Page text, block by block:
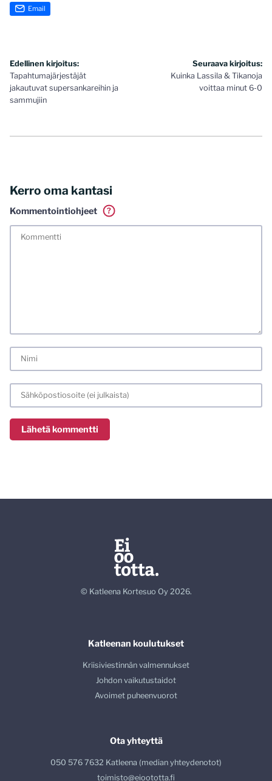
Email
Artikkelien
selaus
Edellinen kirjoitus:
Tapahtumajärjestäjät
jakautuvat supersankareihin ja
sammujiin
Seuraava kirjoitus:
Kuinka Lassila & Tikanoja
voittaa minut 6-0
Kerro oma kantasi
Kommentointiohjeet
?
meiliosoitteen. Minua ja mielipiteitäni saa ilman muuta
© Katleena Kortesuo Oy 2026.
Katleenan koulutukset
Kriisiviestinnän valmennukset
Johdon vaikutustaidot
Avoimet puheenvuorot
Ota yhteyttä
050 576 7632 Katleena (median yhteydenotot)
toimisto@eioototta.fi